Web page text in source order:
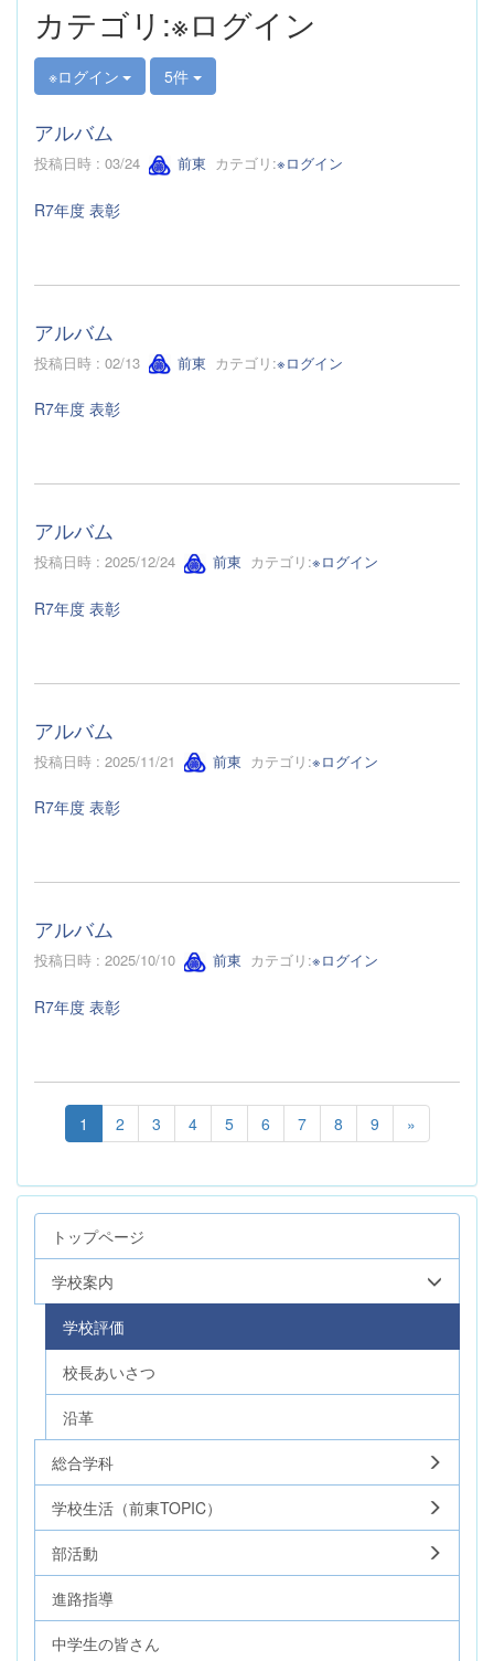
カテゴリ:※ログイン
※ログイン 5件
アルバム
投稿日時 : 03/24 前東 カテゴリ:※ログイン
R7年度 表彰
アルバム
投稿日時 : 02/13 前東 カテゴリ:※ログイン
R7年度 表彰
アルバム
投稿日時 : 2025/12/24 前東 カテゴリ:※ログイン
R7年度 表彰
アルバム
投稿日時 : 2025/11/21 前東 カテゴリ:※ログイン
R7年度 表彰
アルバム
投稿日時 : 2025/10/10 前東 カテゴリ:※ログイン
R7年度 表彰
1 2 3 4 5 6 7 8 9 »
トップページ
学校案内
学校評価
校長あいさつ
沿革
総合学科
学校生活（前東TOPIC）
部活動
進路指導
中学生の皆さん